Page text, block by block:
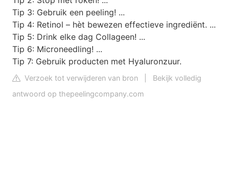
Tip 3: Gebruik een peeling! ...
Tip 4: Retinol – hèt bewezen effectieve ingrediënt. ...
Tip 5: Drink elke dag Collageen! ...
Tip 6: Microneedling! ...
Tip 7: Gebruik producten met Hyaluronzuur.
Verzoek tot verwijderen van bron
Bekijk volledig
antwoord op thepeelingcompany.com